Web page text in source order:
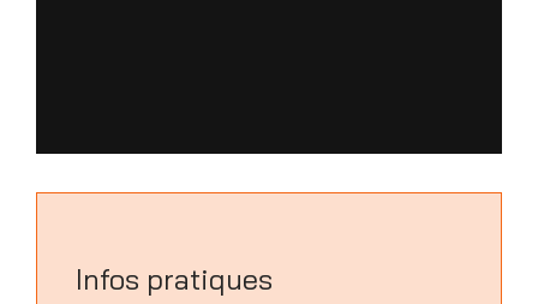
Infos pratiques